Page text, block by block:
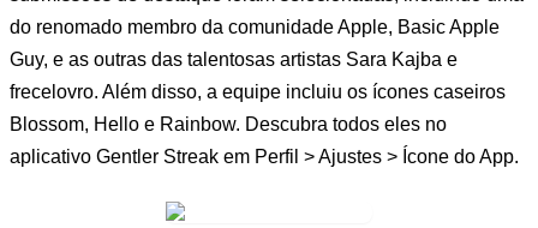
do renomado membro da comunidade Apple, Basic Apple
Guy, e as outras das talentosas artistas Sara Kajba e
frecelovro. Além disso, a equipe incluiu os ícones caseiros
Blossom, Hello e Rainbow. Descubra todos eles no
aplicativo Gentler Streak em Perfil > Ajustes > Ícone do App.